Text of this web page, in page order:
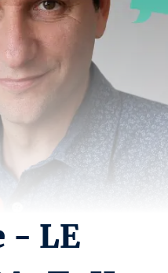
- LE